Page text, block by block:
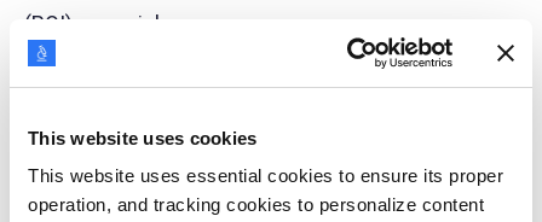
This website uses cookies
This website uses essential cookies to ensure its proper
operation, and tracking cookies to personalize content
(ROI) zu erzielen.